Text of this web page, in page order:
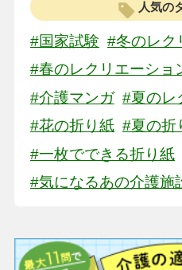
人気の
#国家試験 #冬のレク
#春のレクリエーショ
#介護マンガ #夏のレ
#花の折り紙 #夏の折
#一枚でできる折り紙
#気になるあの介護施